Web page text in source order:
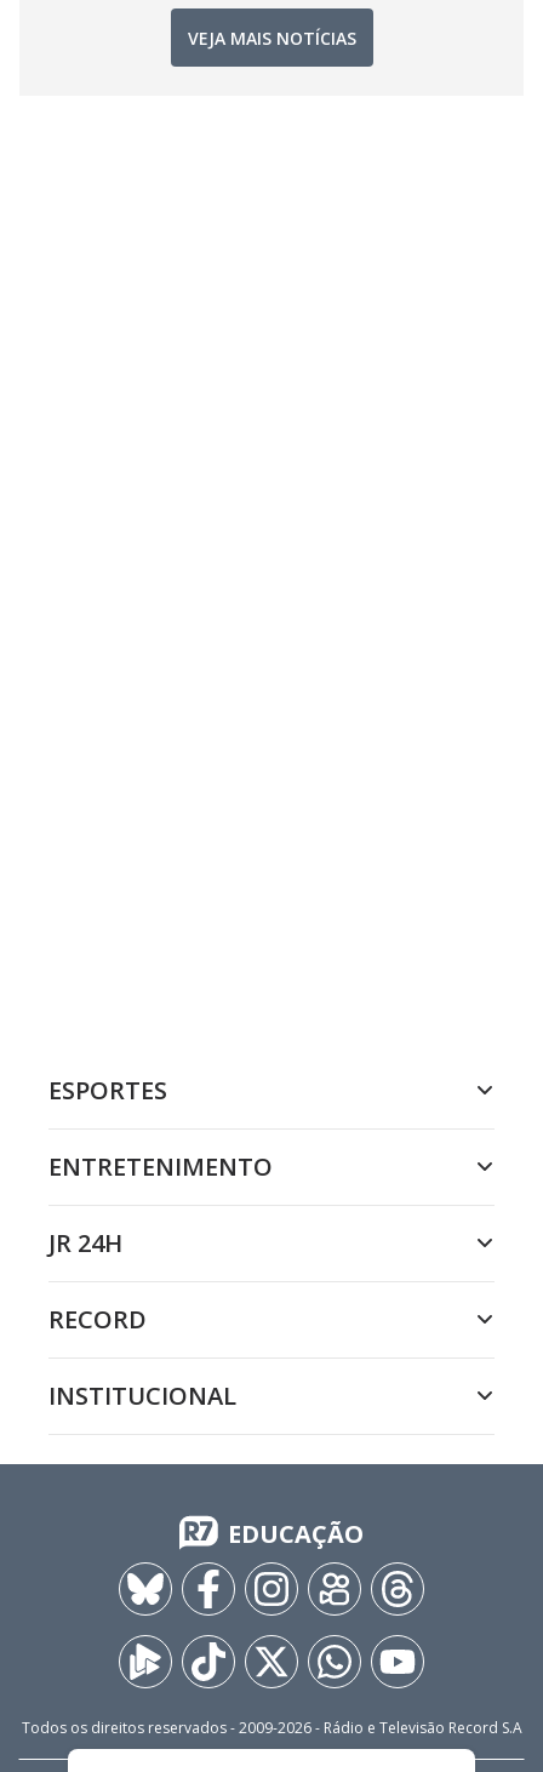
VEJA MAIS NOTÍCIAS
ESPORTES
ENTRETENIMENTO
JR 24H
RECORD
INSTITUCIONAL
EDUCAÇÃO
Todos os direitos reservados - 2009-2026- Rádio e Televisão Record S.A